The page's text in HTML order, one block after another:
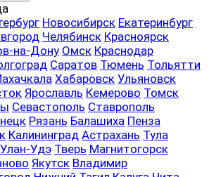
Новосибирск Екатеринбург
Челябинск Красноярск
на-Дону Омск Краснодар
Саратов Тюмень Тольятти
Хабаровск Ульяновск
Ярославль Кемерово Томск
Севастополь Ставрополь
Рязань Балашиха Пенза
Калининград Астрахань Тула
Улан-Удэ Тверь Магнитогорск
Якутск Владимир